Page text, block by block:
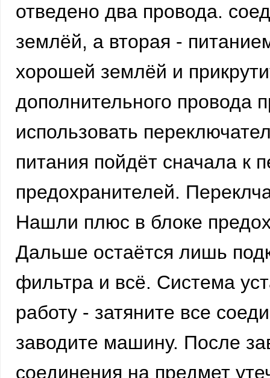
отведено два провода.
землёй, а вторая -
хорошей землёй и
дополнительного провода
использовать
питания пойдёт сначала к
предохранителей.
Нашли плюс в блоке
Дальше остаётся лишь
фильтра и всё. Система
работу - затяните все
заводите машину. После
соединения на предмет